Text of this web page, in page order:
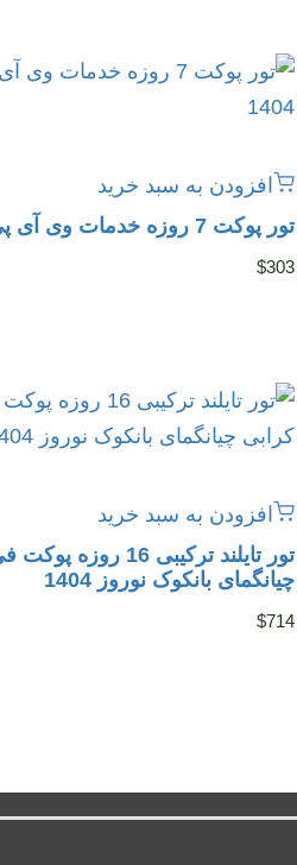
افزودن به سبد خرید
تور پوکت 7 روزه خدمات وی آی پی بهار 1404
$303
افزودن به سبد خرید
تور تایلند ترکیبی 16
چیانگمای بانکوک نوروز 1404
$714